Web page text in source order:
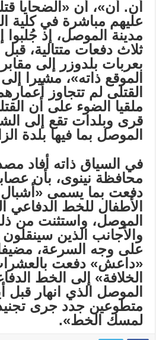
أن. أن»، أن «الضحايا
عليهم مباشرة في كلية
مدينة الموصل، إذ
ثلاث دفعات متتالية،
بعربات بلدوزر إلى
ملقيا الضوء على أن
قرى وبلدات تقع إلى
الموصل بما فيها بلدة
في السياق ذاته أفاد
محافظة نينوى، بأن
دفعت بما يسمى «أشبال
الأطفال للخط الدفاعي
الموصل، واستثنت من
والأجانب الذين
على وجه السرعة،
«داعش» دفعت
الخلافة» إلى الخط
الموصل الذي انهار
متطوعين جدد جرى
لمسك الخط».